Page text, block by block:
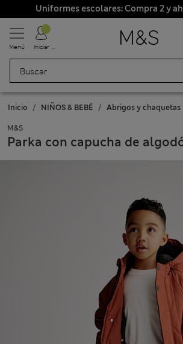
Uniformes escolares: Compra 2 y
Menú Iniciar sesión
Inicio NIÑOS & BEBÉ Abrigos y chaquetas
M&S
Parka con capucha de